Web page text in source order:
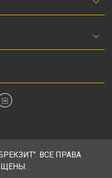
ВСЕ ПРАВА